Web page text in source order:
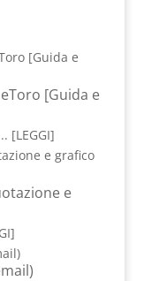
[Guida e
[LEGGI]
e